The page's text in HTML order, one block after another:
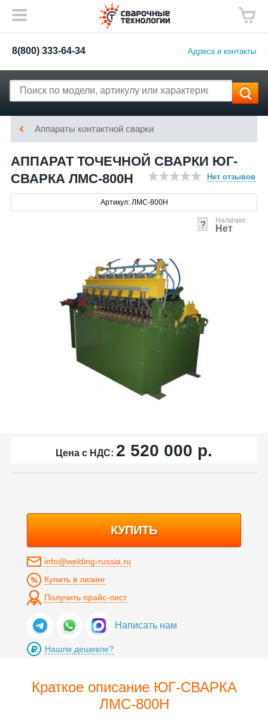
8(800) 333-64-34 Адреса и контакты
Аппараты контактной сварки
АППАРАТ ТОЧЕЧНОЙ СВАРКИ ЮГ-
СВАРКА ЛМС-800Н
Нет отзывов
Артикул: ЛМС-800Н
Наличие:
Нет
Цена с НДС: 2 520 000 р.
КУПИТЬ
info@welding-russia.ru
Купить в лизинг
Получить прайс-лист
Написать нам
Нашли дешевле?
Краткое описание ЮГ-СВАРКА
ЛМС-800Н